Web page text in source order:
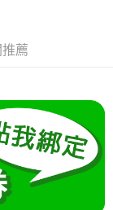
，確認付款後即完
期系統評分，恕無
算日後寄送繳費提
直營門市／銀行轉
「AFTEE先享後付」
專區綁定中華電信
(1點等於1元)。
薦